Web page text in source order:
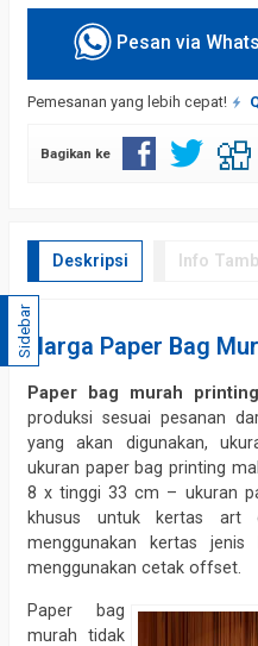
Pesan via
Pemesanan yang lebih cepat!
Bagikan ke
Deskripsi Info
Harga Paper Bag
Paper bag murah printing
produksi sesuai pesanan
yang akan digunakan,
ukuran paper bag printing
8 x tinggi 33 cm – ukuran
khusus untuk kertas
menggunakan kertas
menggunakan cetak offset.
Paper bag
murah tidak
Sidebar